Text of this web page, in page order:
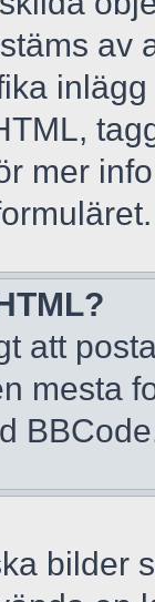
av
mer
att
mesta
bilder